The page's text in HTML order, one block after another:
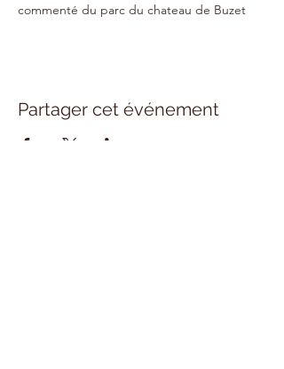
commenté du parc du chateau de Buzet
Partager cet événement